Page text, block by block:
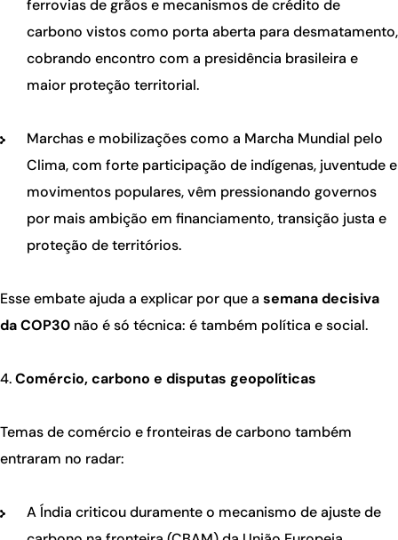
ferrovias de grãos e mecanismos de crédito de
carbono vistos como porta aberta para desmatamento,
cobrando encontro com a presidência brasileira e
maior proteção territorial.
Marchas e mobilizações como a Marcha Mundial pelo
Clima, com forte participação de indígenas, juventude e
movimentos populares, vêm pressionando governos
por mais ambição em financiamento, transição justa e
proteção de territórios.
Esse embate ajuda a explicar por que a semana decisiva
da COP30 não é só técnica: é também política e social.
Comércio, carbono e disputas geopolíticas
Temas de comércio e fronteiras de carbono também
entraram no radar:
A Índia criticou duramente o mecanismo de ajuste de